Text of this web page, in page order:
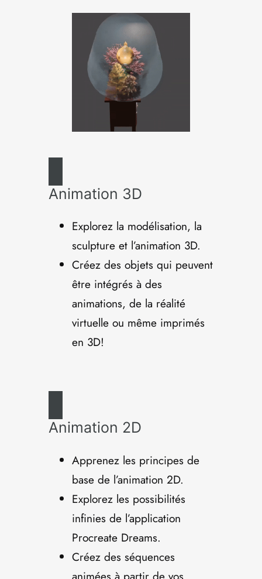
Animation 3D
Explorez la modélisation, la
sculpture et l’animation 3D.
Créez des objets qui peuvent
être intégrés à des
animations, de la réalité
virtuelle ou même imprimés
en 3D!
Animation 2D
Apprenez les principes de
base de l’animation 2D.
Explorez les possibilités
infinies de l’application
Procreate Dreams.
Créez des séquences